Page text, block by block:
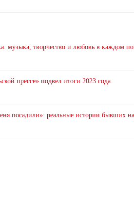
музыка, творчество и любовь в каждом
прессе» подвел итоги 2023 года
посадили»: реальные истории бывших